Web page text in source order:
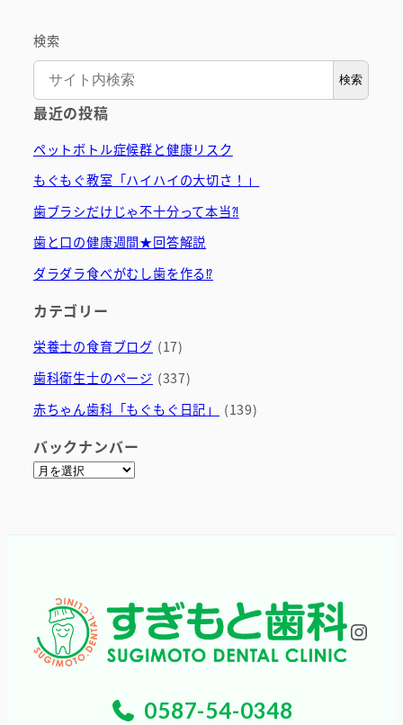
検索
検索
最近の投稿
ペットボトル症候群と健康リスク
もぐもぐ教室「ハイハイの大切さ！」
歯ブラシだけじゃ不十分って本当⁈
歯と口の健康週間★回答解説
ダラダラ食べがむし歯を作る⁉
カテゴリー
栄養士の食育ブログ (17)
歯科衛生士のページ (337)
赤ちゃん歯科「もぐもぐ日記」
(139)
バックナンバー
ア
0587-54-0348